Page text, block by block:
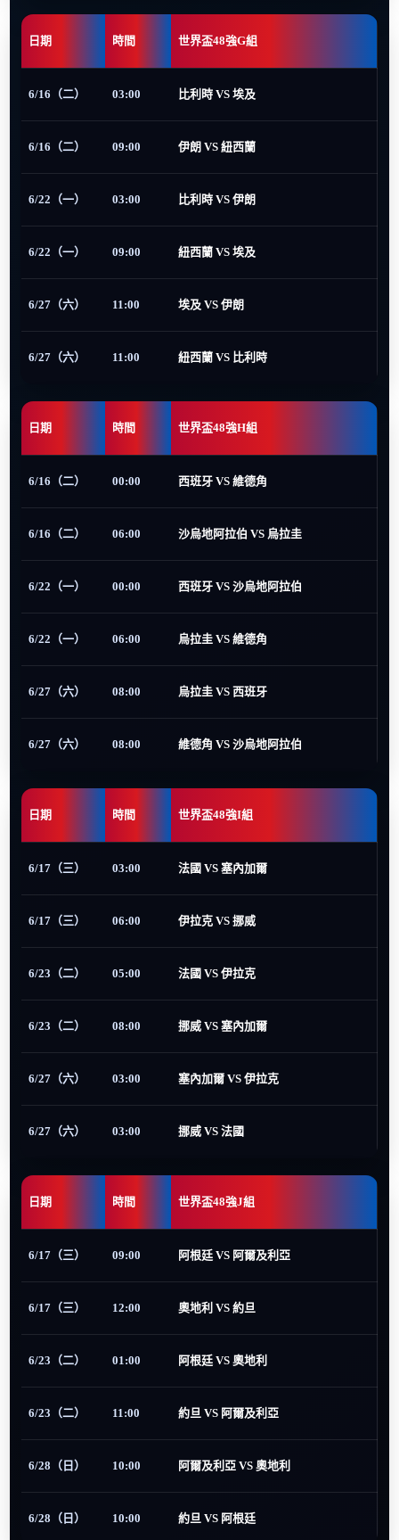
日期 時間 世界盃48強G組
6/16（二） 03:00 比利時 VS 埃及
6/16（二） 09:00 伊朗 VS 紐西蘭
6/22（一） 03:00 比利時 VS 伊朗
6/22（一） 09:00 紐西蘭 VS 埃及
6/27（六） 11:00 埃及 VS 伊朗
6/27（六） 11:00 紐西蘭 VS 比利時
日期 時間 世界盃48強H組
6/16（二） 00:00 西班牙 VS 維德角
6/16（二） 06:00 沙烏地阿拉伯 VS 烏拉圭
6/22（一） 00:00 西班牙 VS 沙烏地阿拉伯
6/22（一） 06:00 烏拉圭 VS 維德角
6/27（六） 08:00 烏拉圭 VS 西班牙
6/27（六） 08:00 維德角 VS 沙烏地阿拉伯
日期 時間 世界盃48強I組
6/17（三） 03:00 法國 VS 塞內加爾
6/17（三） 06:00 伊拉克 VS 挪威
6/23（二） 05:00 法國 VS 伊拉克
6/23（二） 08:00 挪威 VS 塞內加爾
6/27（六） 03:00 塞內加爾 VS 伊拉克
6/27（六） 03:00 挪威 VS 法國
日期 時間 世界盃48強J組
6/17（三） 09:00 阿根廷 VS 阿爾及利亞
6/17（三） 12:00 奧地利 VS 約旦
6/23（二） 01:00 阿根廷 VS 奧地利
6/23（二） 11:00 約旦 VS 阿爾及利亞
6/28（日） 10:00 阿爾及利亞 VS 奧地利
6/28（日） 10:00 約旦 VS 阿根廷